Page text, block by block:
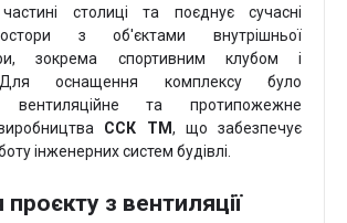
столиці та поєднує сучасні
з об'єктами внутрішньої
зокрема спортивним клубом і
оснащення комплексу було
вентиляційне та протипожежне
ССК ТМ, що забезпечує
інженерних систем будівлі.
з вентиляції